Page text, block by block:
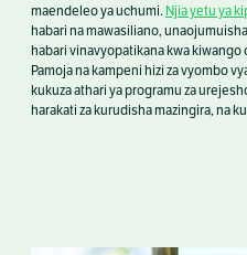
maendeleo ya uchumi. Njia yetu ya
habari na mawasiliano,
habari vinavyopatikana kwa kiwango
Pamoja na kampeni hizi za vyombo
kukuza athari ya programu za
harakati za kurudisha mazingira, na